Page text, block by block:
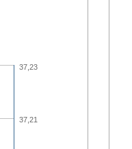
37,21
37,23